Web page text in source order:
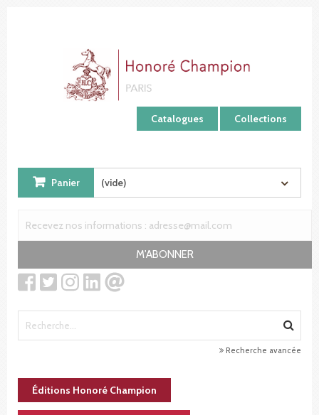
Catalogues Collections
Panier (vide)
M'ABONNER
Recherche avancée
Éditions Honoré Champion